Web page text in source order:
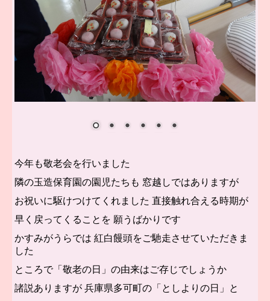
今年も敬老会を行いました
隣の玉造保育園の園児たちも 窓越しではありますが
お祝いに駆けつけてくれました 直接触れ合える時期が
早く戻ってくることを願うばかりです
かすみがうらでは 紅白饅頭をご馳走させていただきま
した
ところで「敬老の日」の由来はご存じでしょうか
諸説ありますが 兵庫県多可町の「としよりの日」と